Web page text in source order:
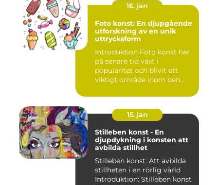
16. jan
Foto konst: En djupgående
utforskning av en unik
uttrycksform
Introduktion Foto konst har
på senare tid växt i
popularitet och blivit ett
viktigt område inom den...
15. jan
Stilleben konst - En
djupdykning i konsten att
avbilda stillhet
Stilleben konst: Att avbilda
stillheten i en rörlig värld
Introduktion: Stilleben konst